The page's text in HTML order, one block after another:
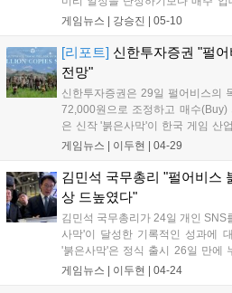
다고 밝혔다. 500만 장 판매를 돌파
대응을 이어갈 계획이다....
게임뉴스 | 강승진 05-10
[리포트] 신한투자증권 "펄
전망"
신한투자증권은 29일 펄어비스의
72,000원으로 조정하고 매수
은 신작 '붉은사막'이 한국 게임 산
며 회사의 펀더멘털을 완전히 재
게임뉴스 | 이두현 04-29
김민석 국무총리 "펄어비스
상 드높였다"
김민석 국무총리가 24일 개인 SNS
사막'이 달성한 기록적인 성과에
'붉은사막'은 정식 출시 26일 만에
하며 한국 콘솔 게임 역사상 최단
게임뉴스 | 이두현 04-24